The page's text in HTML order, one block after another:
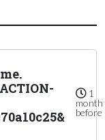
1
month
before